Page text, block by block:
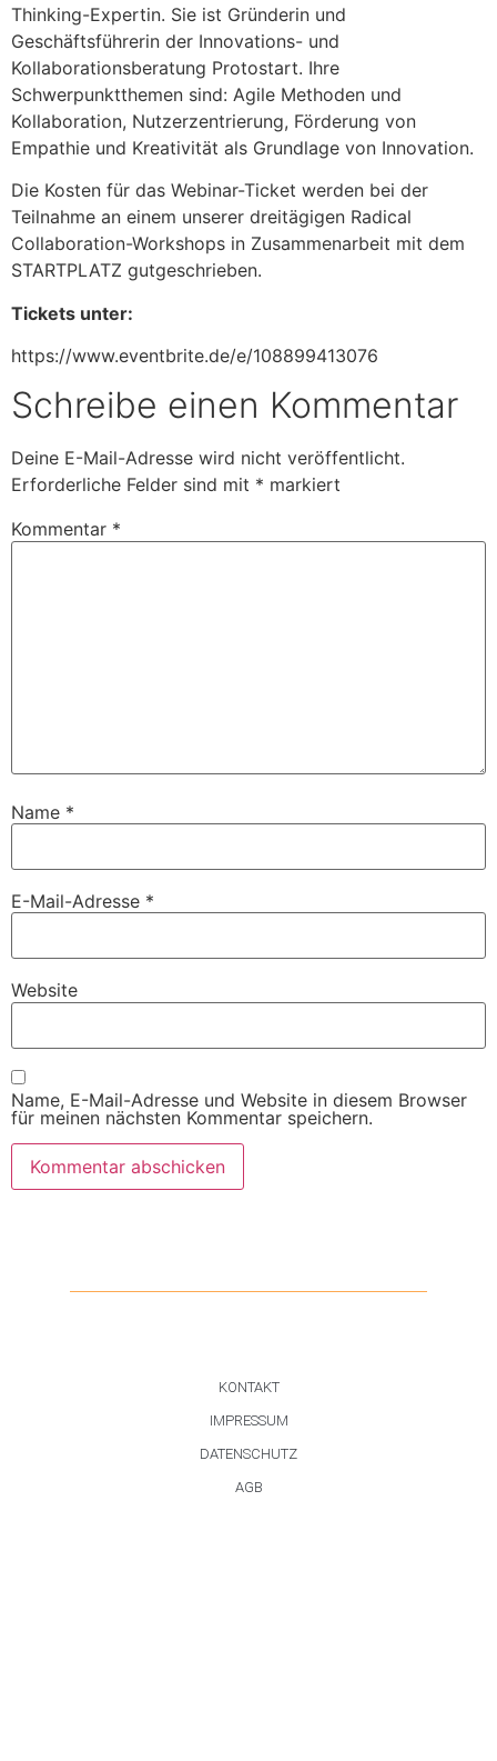
Thinking-Expertin. Sie ist Gründerin und
Geschäftsführerin der Innovations- und
Kollaborationsberatung Protostart. Ihre
Schwerpunktthemen sind: Agile Methoden und
Kollaboration, Nutzerzentrierung, Förderung von
Empathie und Kreativität als Grundlage von Innovation.
Die Kosten für das Webinar-Ticket werden bei der
Teilnahme an einem unserer dreitägigen Radical
Collaboration-Workshops in Zusammenarbeit mit dem
STARTPLATZ gutgeschrieben.
Tickets unter:
https://www.eventbrite.de/e/108899413076
Schreibe einen Kommentar
Deine E-Mail-Adresse wird nicht veröffentlicht.
Erforderliche Felder sind mit * markiert
Kommentar *
Name *
E-Mail-Adresse *
Website
Name, E-Mail-Adresse und Website in diesem Browser
für meinen nächsten Kommentar speichern.
KONTAKT
IMPRESSUM
DATENSCHUTZ
AGB